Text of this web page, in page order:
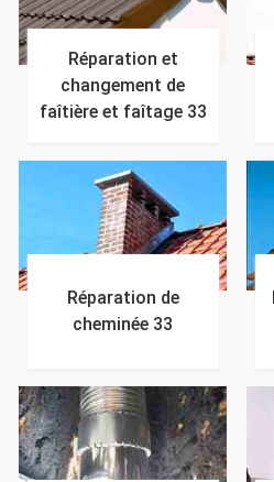
Réparation et
changement de
faîtière et faîtage 33
Réparation de
cheminée 33